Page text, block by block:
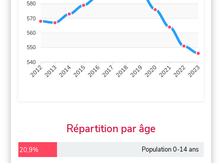
580
570
560
550
540
201220132014201520162017 20182019 2020202120222023
Répartition par âge
20,9% Population 0-14 ans